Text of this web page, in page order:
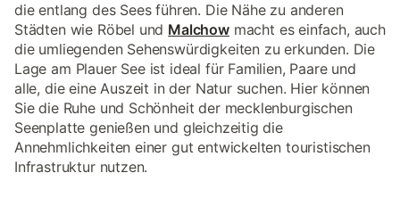
die entlang des Sees führen. Die Nähe zu anderen
Städten wie Röbel und Malchowmacht es einfach, auch
die umliegenden Sehenswürdigkeiten zu erkunden. Die
Lage am Plauer See ist ideal für Familien, Paare und
alle, die eine Auszeit in der Natur suchen. Hier können
Sie die Ruhe und Schönheit der mecklenburgischen
Seenplatte genießen und gleichzeitig die
Annehmlichkeiten einer gut entwickelten touristischen
Infrastruktur nutzen.